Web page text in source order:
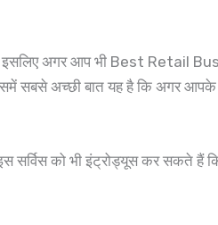
चीज इसलिए अगर आप भी Best
सबसे अच्छी बात यह है कि अगर
को भी इंट्रोड्यूस कर सकते हैं